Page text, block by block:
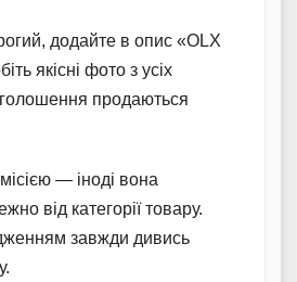
додайте в опис «OLX
якісні фото з усіх
продаються
— іноді вона
від категорії товару.
завжди дивись